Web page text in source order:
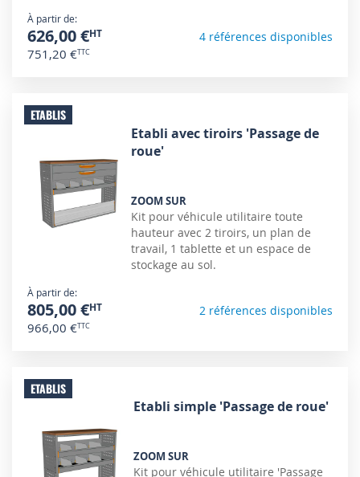
À partir de
626,00 €
751,20 €
4 références disponibles
ETABLIS
Etabli avec tiroirs 'Passage de
roue'
ZOOM SUR
Kit pour véhicule utilitaire toute
hauteur avec 2 tiroirs, un plan de
travail, 1 tablette et un espace de
stockage au sol.
À partir de
805,00 €
966,00 €
2 références disponibles
ETABLIS
Etabli simple 'Passage de roue'
ZOOM SUR
Kit pour véhicule utilitaire 'Passage